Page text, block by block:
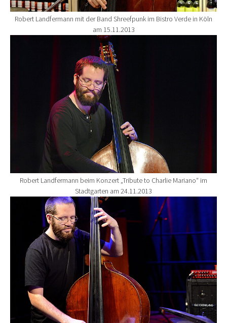
Robert Landfermann mit der Band Shreefpunk im Bistro Verde in Köln
am 15.11.2013
Show larger version for:
Robert Landfermann beim Konzert „Tribute to Charlie Mariano“ im
Stadtgarten am 24.11.2013
Show larger version for: